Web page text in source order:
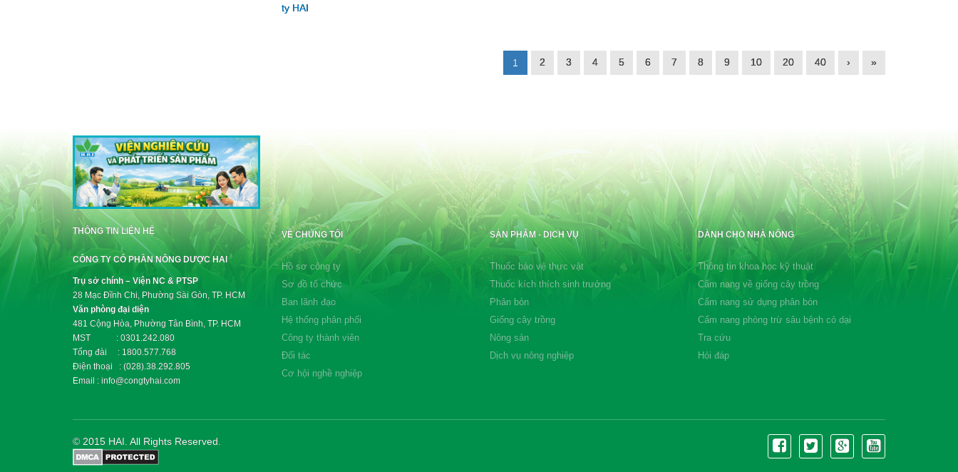
ty HAI
1 2 3 4 5 6 7 8 9 10 20 40 › »
THÔNG TIN LIÊN HỆ
CÔNG TY CỔ PHẦN NÔNG DƯỢC HAI
Trụ sở chính – Viện NC & PTSP
28 Mạc Đĩnh Chi, Phường Sài Gòn, TP. HCM
Văn phòng đại diện
481 Cộng Hòa, Phường Tân Bình, TP. HCM
MST : 0301.242.080
Tổng đài : 1800.577.768
Điện thoại : (028).38.292.805
Email : info@congtyhai.com
VỀ CHÚNG TÔI
Hồ sơ công ty
Sơ đồ tổ chức
Ban lãnh đạo
Hệ thống phân phối
Công ty thành viên
Đối tác
Cơ hội nghề nghiệp
SẢN PHẨM - DỊCH VỤ
Thuốc bảo vệ thực vật
Thuốc kích thích sinh trưởng
Phân bón
Giống cây trồng
Nông sản
Dịch vụ nông nghiệp
DÀNH CHO NHÀ NÔNG
Thông tin khoa học kỹ thuật
Cẩm nang về giống cây trồng
Cẩm nang sử dụng phân bón
Cẩm nang phòng trừ sâu bệnh cỏ dại
Tra cứu
Hỏi đáp
© 2015 HAI. All Rights Reserved.